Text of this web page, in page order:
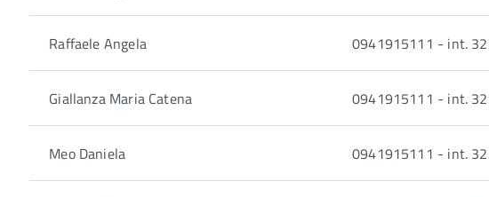
Raffaele Angela 0941915111 - int.
Giallanza Maria Catena 0941915111 - int.
Meo Daniela 0941915111 - int.